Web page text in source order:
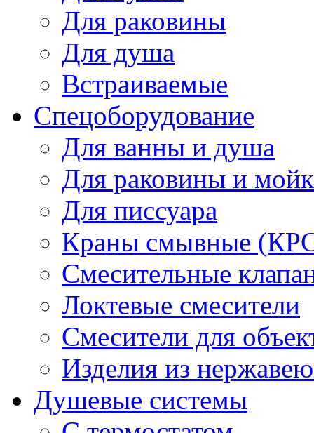
Для раковины
Для душа
Встраиваемые
Спецоборудование
Для ванны и душа
Для раковины и
Для писсуара
Краны смывные
Смесительные
Локтевые смесители
Смесители для
Изделия из
Душевые системы